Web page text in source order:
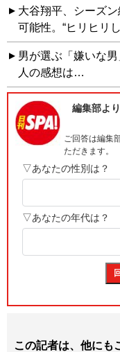
大谷翔平、シーズ
可能性。“ヒリヒリ
男が選ぶ「嫌いな
人の感想は…
この記者は、他にも